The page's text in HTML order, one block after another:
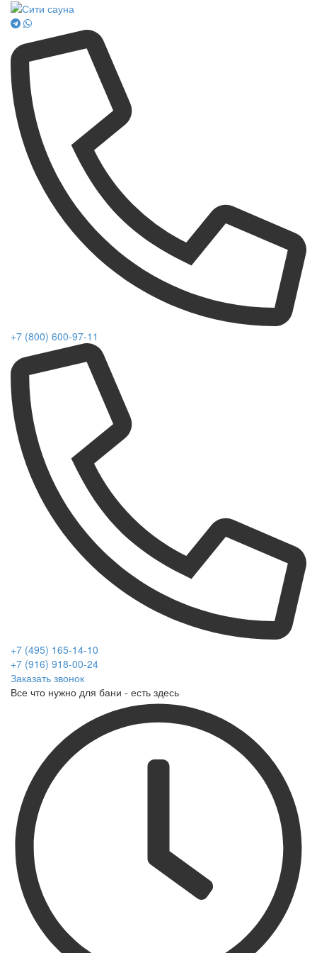
+7 (800) 600-97-11
+7 (495) 165-14-10
+7 (916) 918-00-24
Заказать звонок
Все что нужно для бани - есть здесь